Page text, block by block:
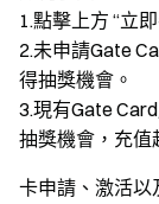
1.點擊上方 “立
2.未申請Gate
得抽獎機會。
3.現有Gate
抽獎機會，充值
卡申請、激活以